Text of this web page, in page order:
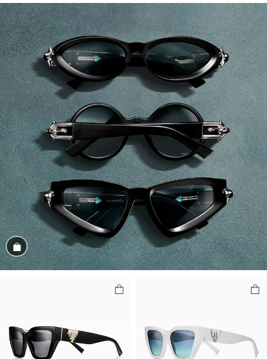
Magasiner cet assortiment